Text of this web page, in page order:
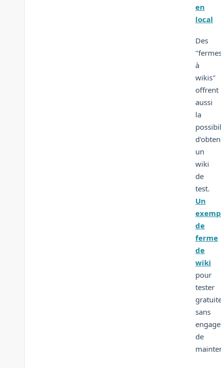
en
local
Des
à
wikis"
offrent
aussi
la
un
wiki
de
test.
Un
de
ferme
de
wiki
pour
tester
sans
de